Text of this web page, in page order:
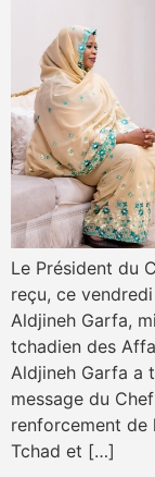
Le Président du
reçu, ce
Aldjineh Garfa,
tchadien des
Aldjineh Garfa a
message du
renforcement
Tchad et […]